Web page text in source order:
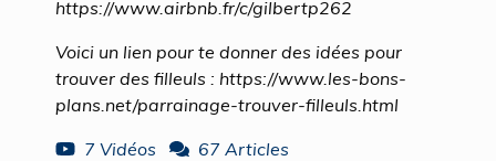
https://www.airbnb.fr/c/gilbertp262
Voici un lien pour te donner des idées pour
trouver des filleuls : https://www.les-bons-
plans.net/parrainage-trouver-filleuls.html
7 Vidéos
67 Articles